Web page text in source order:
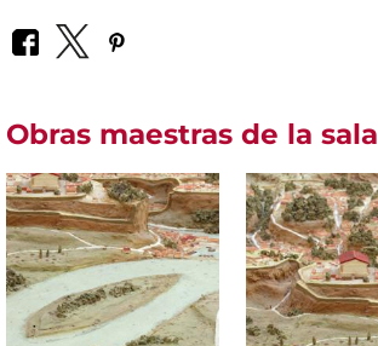
Obras maestras de la sala